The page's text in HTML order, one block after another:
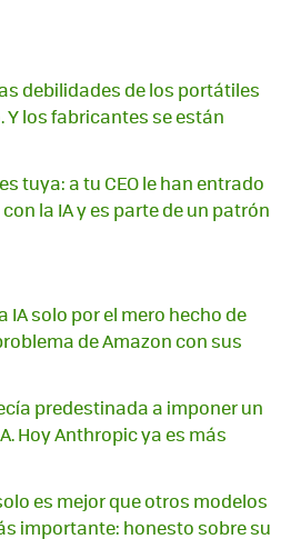
debilidades de los portátiles
Y los fabricantes se están
tuya: a tu CEO le han entrado
la IA y es parte de un patrón
IA solo por el mero hecho de
de Amazon con sus
predestinada a imponer un
Hoy Anthropic ya es más
es mejor que otros modelos
importante: honesto sobre su